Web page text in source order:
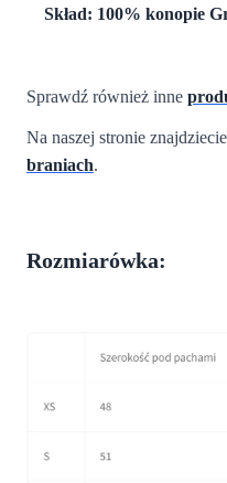
Skład: 100% konopie
Sprawdź również inne
Na naszej stronie
braniach.
Rozmiarówka: